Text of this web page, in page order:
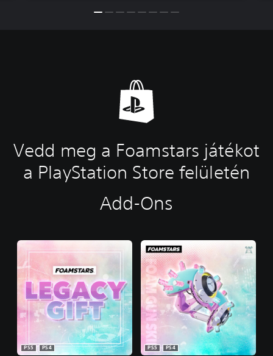
Vedd meg a Foamstars játékot
a PlayStation Store felületén
Add-Ons
PS5
PS4
PS5
PS4